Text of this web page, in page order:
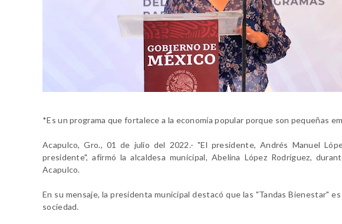
*Es un programa que fortalece a la economía popular porque son pequeñas
Acapulco, Gro., 01 de julio del 2022.- "El presidente, Andrés Manuel
presidente", afirmó la alcaldesa municipal, Abelina López Rodríguez,
Acapulco.
En su mensaje, la presidenta municipal destacó que las "Tandas Bienestar"
sociedad.